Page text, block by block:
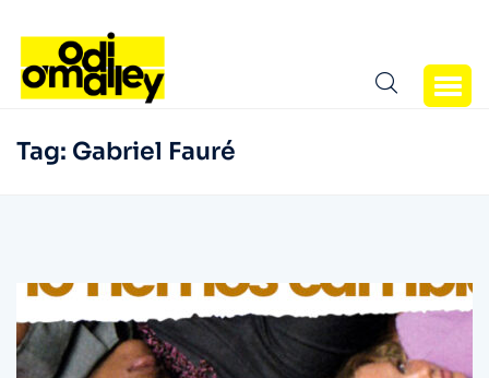
Tag: Gabriel Fauré